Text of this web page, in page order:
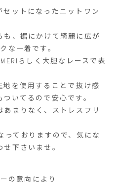
ットになったニットワン
、裾にかけて綺麗に広が
な一着です。
らしく大胆なレースで表
地を使用することで抜け感
いてるので安心です。
まりなく、ストレスフリ
っておりますので、気にな
下さいませ。
の意向により